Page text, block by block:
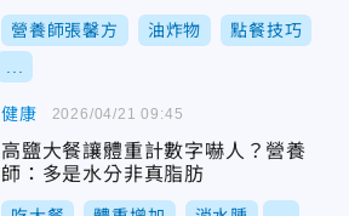
營養師張馨方 油炸物 點餐技巧
健康
高鹽大餐讓體重計數字嚇人？營養
師：多是水分非真脂肪
2026/04/21 09:45